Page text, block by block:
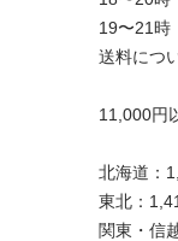
19〜21時
送料につ
11,000円
北海道：
東北：
関東・信